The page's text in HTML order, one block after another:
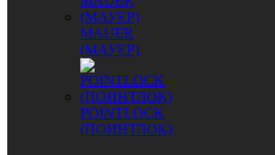
MAUER
(МАУЕР)
POINTLOCK
(ПОИНТЛОК)